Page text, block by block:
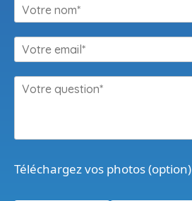
Téléchargez vos photos (option)